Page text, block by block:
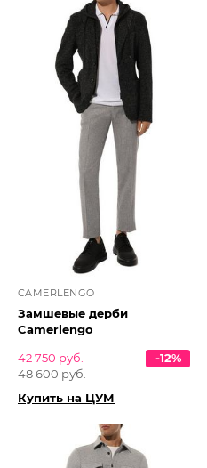
CAMERLENGO
Замшевые дерби
Camerlengo
42 750 руб.
48 600 руб.
-12%
Купить на ЦУМ